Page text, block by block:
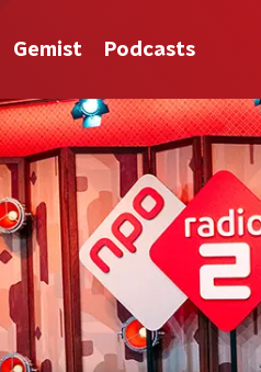
Gemist Podcasts